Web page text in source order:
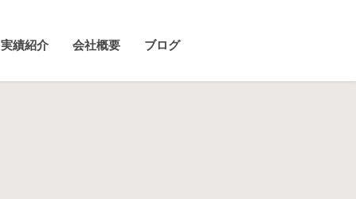
実績紹介 会社概要 ブログ